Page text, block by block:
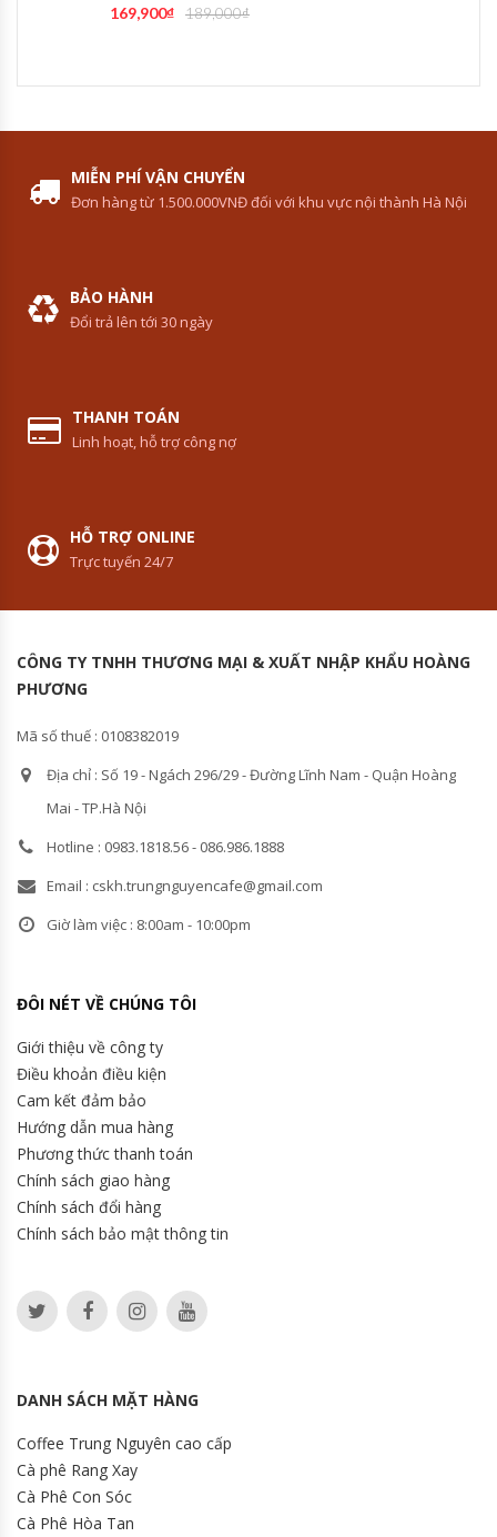
189,000₫
169,900₫
MIỄN PHÍ VẬN CHUYỂN
Đơn hàng từ 1.500.000VNĐ đối với khu vực nội thành Hà Nội
BẢO HÀNH
Đổi trả lên tới 30 ngày
THANH TOÁN
Linh hoạt, hỗ trợ công nợ
HỖ TRỢ ONLINE
Trực tuyến 24/7
CÔNG TY TNHH THƯƠNG MẠI & XUẤT NHẬP KHẨU HOÀNG
PHƯƠNG
Mã số thuế : 0108382019
Địa chỉ : Số 19 - Ngách 296/29 - Đường Lĩnh Nam - Quận Hoàng
Mai - TP.Hà Nội
Hotline : 0983.1818.56 - 086.986.1888
Email : cskh.trungnguyencafe@gmail.com
Giờ làm việc : 8:00am - 10:00pm
ĐÔI NÉT VỀ CHÚNG TÔI
Giới thiệu về công ty
Điều khoản điều kiện
Cam kết đảm bảo
Hướng dẫn mua hàng
Phương thức thanh toán
Chính sách giao hàng
Chính sách đổi hàng
Chính sách bảo mật thông tin
DANH SÁCH MẶT HÀNG
Coffee Trung Nguyên cao cấp
Cà phê Rang Xay
Cà Phê Con Sóc
Cà Phê Hòa Tan